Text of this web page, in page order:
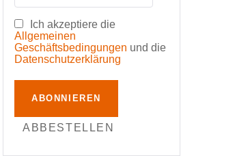
Ich akzeptiere die
Allgemeinen
Geschäftsbedingungen und die
Datenschutzerklärung
ABONNIEREN
ABBESTELLEN